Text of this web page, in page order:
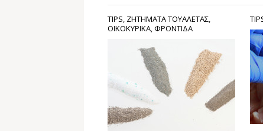
TIPS, ΖΗΤΉΜΑΤΑ ΤΟΥΑΛΈΤΑΣ,
ΟΙΚΟΚΥΡΙΚΑ,ΦΡΟΝΤΙΔΑ